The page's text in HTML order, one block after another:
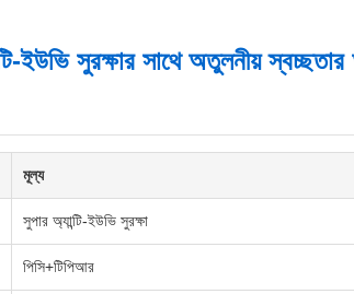
ইউভি সুরক্ষার সাথে অতুলনীয়
মূল্য
সুপার অ্যান্টি-ইউভি সুরক্ষা
পিসি+টিপিআর